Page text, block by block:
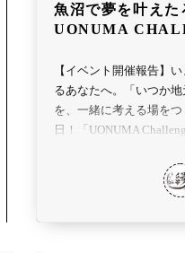
魚沼で夢を叶え
UONUMA
【イベント開催報告】
るあなたへ。「いつか
を、一緒に考える場を
日！「UONUMA